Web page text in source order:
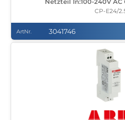
CP-E24/
ArtNr. 3041746